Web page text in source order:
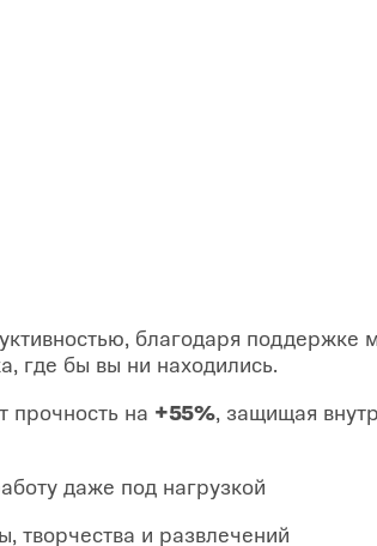
благодаря поддержке
где бы вы ни находились.
прочность на +55%, защищая
даже под нагрузкой
творчества и развлечений